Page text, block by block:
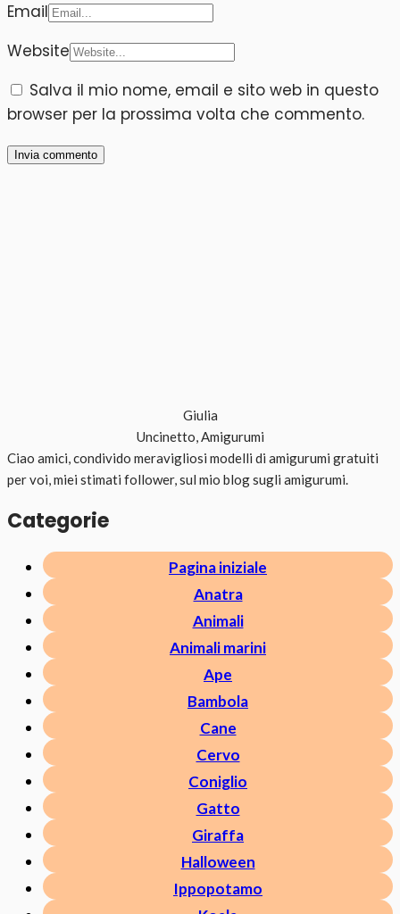
Email
Website
Salva il mio nome, email e sito web in questo
browser per la prossima volta che commento.
Giulia
Uncinetto, Amigurumi
Ciao amici, condivido meravigliosi modelli di amigurumi gratuiti
per voi, miei stimati follower, sul mio blog sugli amigurumi.
Categorie
Pagina iniziale
Anatra
Animali
Animali marini
Ape
Bambola
Cane
Cervo
Coniglio
Gatto
Giraffa
Halloween
Ippopotamo